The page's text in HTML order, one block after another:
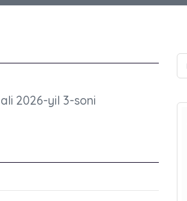
2026-yil 3-soni